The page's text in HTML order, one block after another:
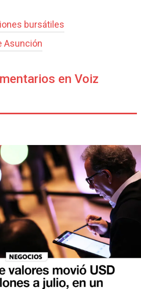
bursátiles
Asun­ción
en Voiz